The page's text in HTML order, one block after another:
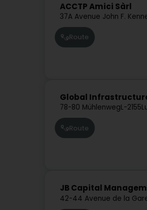
ACCTP Amici Sàrl
37A Avenue John F.
Route
Global Infrastructure
78-80 MühlenwegL-2155
Route
JB Capital
42-44 Avenue de la